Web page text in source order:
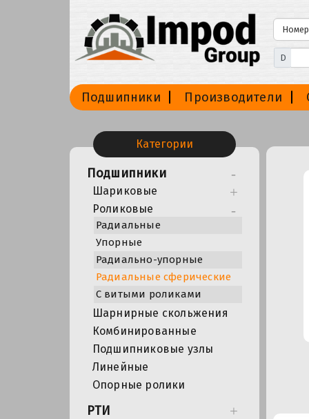
D
Подшипники Производители
Категории
Подшипники
Шариковые
Роликовые
Радиальные
Упорные
Радиально-упорные
Радиальные сферические
С витыми роликами
Шарнирные скольжения
Комбинированные
Подшипниковые узлы
Линейные
Опорные ролики
РТИ